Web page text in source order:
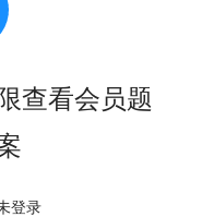
查看会员题
登录